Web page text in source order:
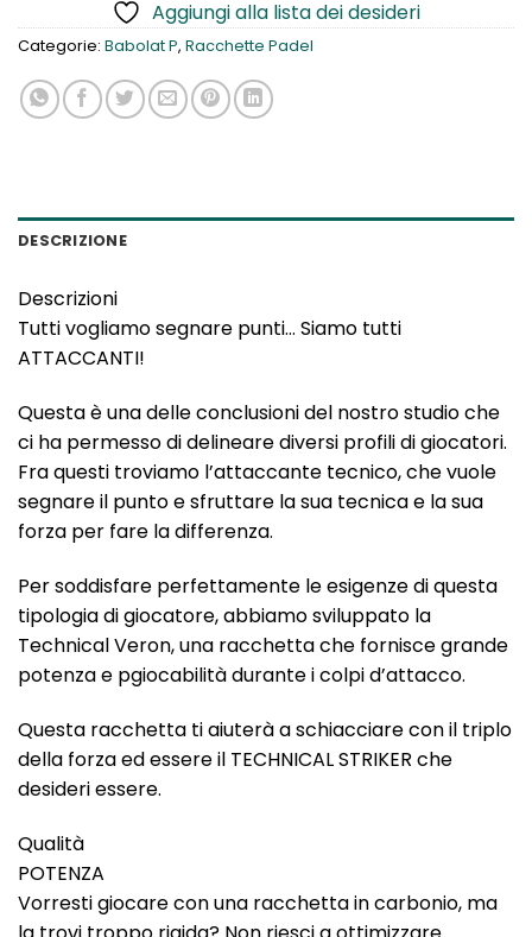
Aggiungi alla lista dei desideri
Categorie: Babolat P, Racchette Padel
DESCRIZIONE
Descrizioni
Tutti vogliamo segnare punti… Siamo tutti
ATTACCANTI!
Questa è una delle conclusioni del nostro studio che
ci ha permesso di delineare diversi profili di giocatori.
Fra questi troviamo l’attaccante tecnico, che vuole
segnare il punto e sfruttare la sua tecnica e la sua
forza per fare la differenza.
Per soddisfare perfettamente le esigenze di questa
tipologia di giocatore, abbiamo sviluppato la
Technical Veron, una racchetta che fornisce grande
potenza e pgiocabilità durante i colpi d’attacco.
Questa racchetta ti aiuterà a schiacciare con il triplo
della forza ed essere il TECHNICAL STRIKER che
desideri essere.
Qualità
POTENZA
Vorresti giocare con una racchetta in carbonio, ma